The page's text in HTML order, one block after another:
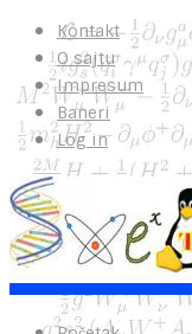
Kontakt
O sajtu
Impresum
Baneri
Log in